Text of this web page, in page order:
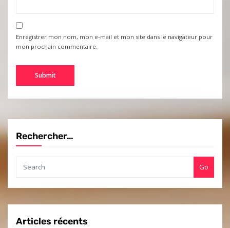
Enregistrer mon nom, mon e-mail et mon site dans le navigateur pour
mon prochain commentaire.
Rechercher…
Go
Articles récents